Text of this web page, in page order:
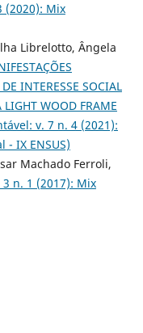
(2020): Mix
Librelotto, Ângela
INTERESSE SOCIAL
WOOD FRAME
v. 7 n. 4 (2021):
IX ENSUS)
Machado Ferroli,
n. 1 (2017): Mix